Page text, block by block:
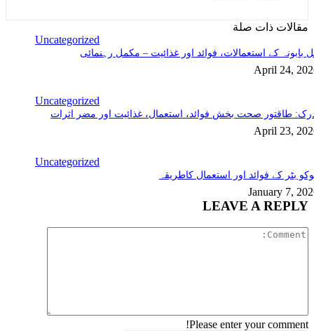
مقالات ذات صلة
Uncategorized
بابونہ کے استعمالات، فوائد اور غذائیت – مکمل رہنمائی
April 24,
Uncategorized
طاقتور صحت بخش فوائد، استعمال، غذائیت اور مضر اثرات
April 23,
Uncategorized
بٹر کے فوائد اور استعمال کاطریقہ
January 7,
LEAVE A REPLY
Please enter your comment!